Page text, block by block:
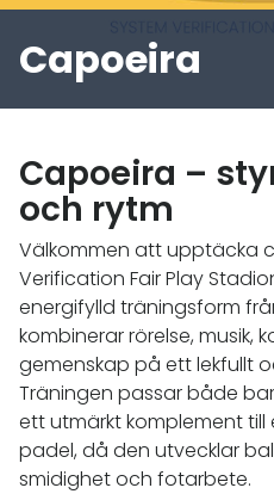
Capoeira
Capoeira –
och rytm
Välkommen att upptäcka
Verification Fair Play
energifylld träningsform
kombinerar rörelse, musik,
gemenskap på ett lekfullt
Träningen passar både
ett utmärkt komplement till
padel, då den utvecklar
smidighet och fotarbete.